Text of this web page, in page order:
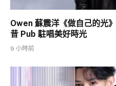
Owen 蘇震洋《做自己的光
昔 Pub 駐唱美好時光
9 小時前